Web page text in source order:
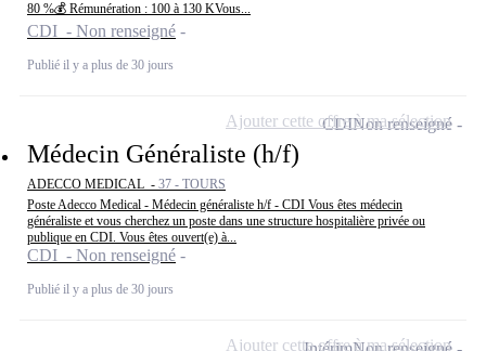
80 %💰 Rémunération : 100 à 130 KVous...
CDI - Non renseigné
Publié il y a plus de 30 jours
Médecin Généraliste (h/f)
ADECCO MEDICAL - 37 - TOURS
Poste Adecco Medical - Médecin généraliste h/f - CDI Vous êtes médecin
généraliste et vous cherchez un poste dans une structure hospitalière privée ou
publique en CDI. Vous êtes ouvert(e) à...
CDI - Non renseigné
Publié il y a plus de 30 jours
CDINon renseigné
Ajouter cette offre à ma sélection
Ajouter cette offre à ma sélection